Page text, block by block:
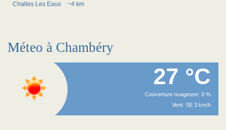
Challes Les Eaux ~4 km
Méteo à Chambéry
27 °C
Couverture nuageuse: 0 %
Vent: SE 3 km/h